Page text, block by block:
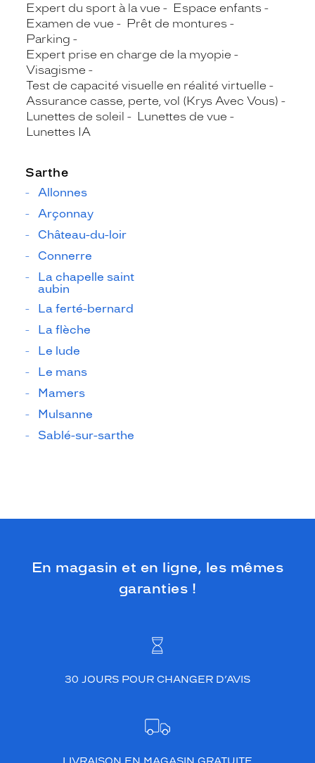
Expert du sport à la vue
Espace enfants
Examen de vue
Prêt de montures
Parking
Expert prise en charge de la myopie
Visagisme
Test de capacité visuelle en réalité virtuelle
Assurance casse, perte, vol (Krys Avec Vous)
Lunettes de soleil
Lunettes de vue
Lunettes IA
Sarthe
Allonnes
Arçonnay
Château-du-loir
Connerre
La chapelle saint
aubin
La ferté-bernard
La flèche
Le lude
Le mans
Mamers
Mulsanne
Sablé-sur-sarthe
En magasin et en ligne, les mêmes
garanties !
30 JOURS POUR CHANGER D’AVIS